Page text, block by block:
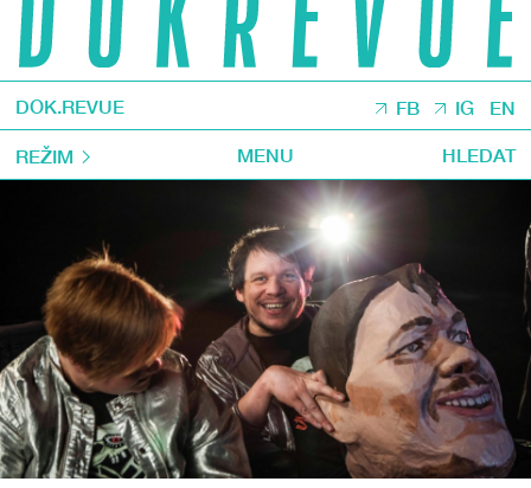
DOK.REVUE FB IG EN
REŽIM MENU HLEDAT